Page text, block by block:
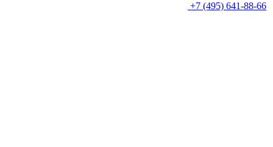
+7 (495) 641-88-66